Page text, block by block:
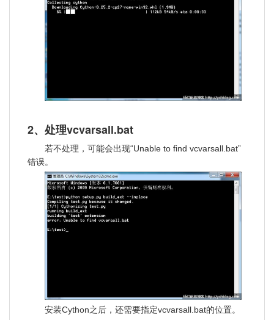
2、处理vcvarsall.bat
若不处理，可能会出现“Unable to find vcvarsall.bat”
错误。
安装Cython之后，还需要指定vcvarsall.bat的位置。